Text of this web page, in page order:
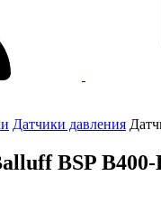
Датчики давления
BSP